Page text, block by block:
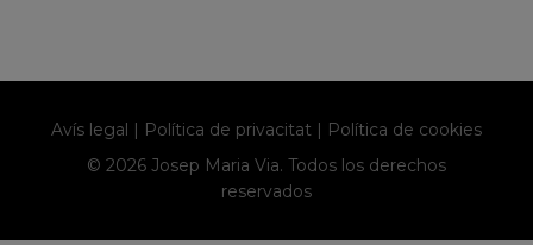
© 2026 Josep Maria Via. Todos los derechos
reservados
Avís legal | Política de privacitat | Política de cookies